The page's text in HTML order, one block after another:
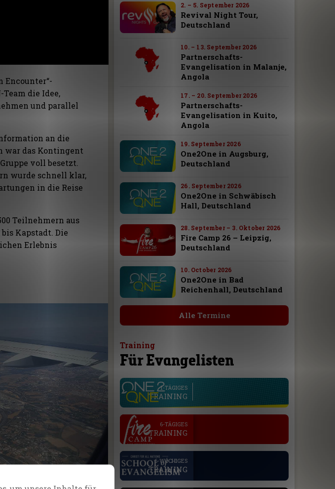
Encounter“-
die Idee,
und parallel
an die
war das Kontingent
voll besetzt.
wurde schnell klar,
in die Reise
Teilnehmern aus
Kapstadt. Die
Erlebnis
2. – 5. September 2026
Revival Night Tour,
Deutschland
10. – 13. September 2026
Partnerschafts-
Evangelisation in Malanje,
Angola
17. – 20. September 2026
Partnerschafts-
Evangelisation in Kuito,
Angola
19. September 2026
One2One in Augsburg,
Deutschland
26. September 2026
One2One in Schwäbisch
Hall, Deutschland
28. September – 3. Oktober 2026
Fire Camp 26 – Leipzig,
Deutschland
10. October 2026
One2One in Bad
Reichenhall, Deutschland
Alle Termine
Training
Für Evangelisten
1-TÄGIGES
TRAINING
. 6-TÄGIGES
TRAINING
. 6-WÖCHIGES
TRAINING